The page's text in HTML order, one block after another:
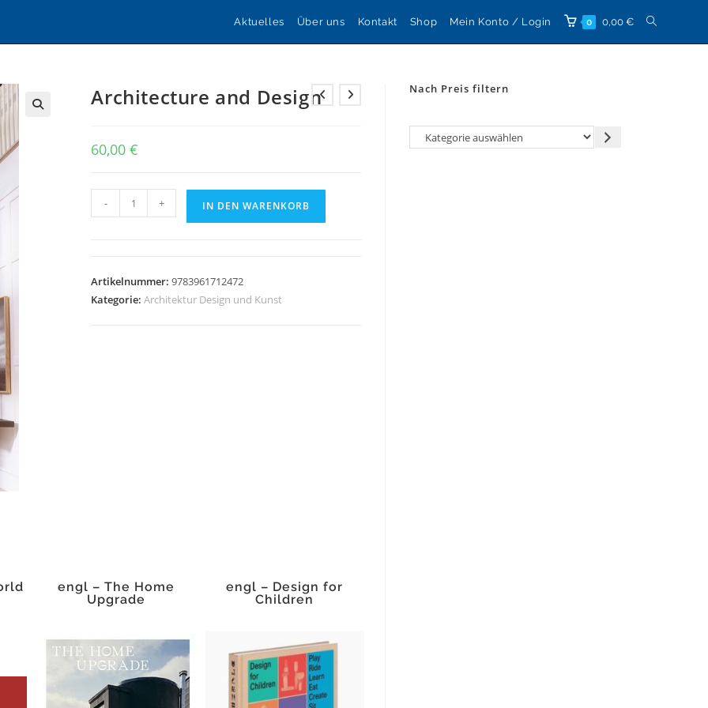
Aktuelles Über uns Kontakt Shop Mein Konto / Login 0 0,00 € Website-
Architecture and Design
60,00€
Architecture
and
- + IN DEN WARENKORB
Artikelnummer:9783961712472
Kategorie:Architektur Design und Kunst
engl – The Home
Upgrade
engl – Design for
Children
Nach Preis filtern
Kategorie